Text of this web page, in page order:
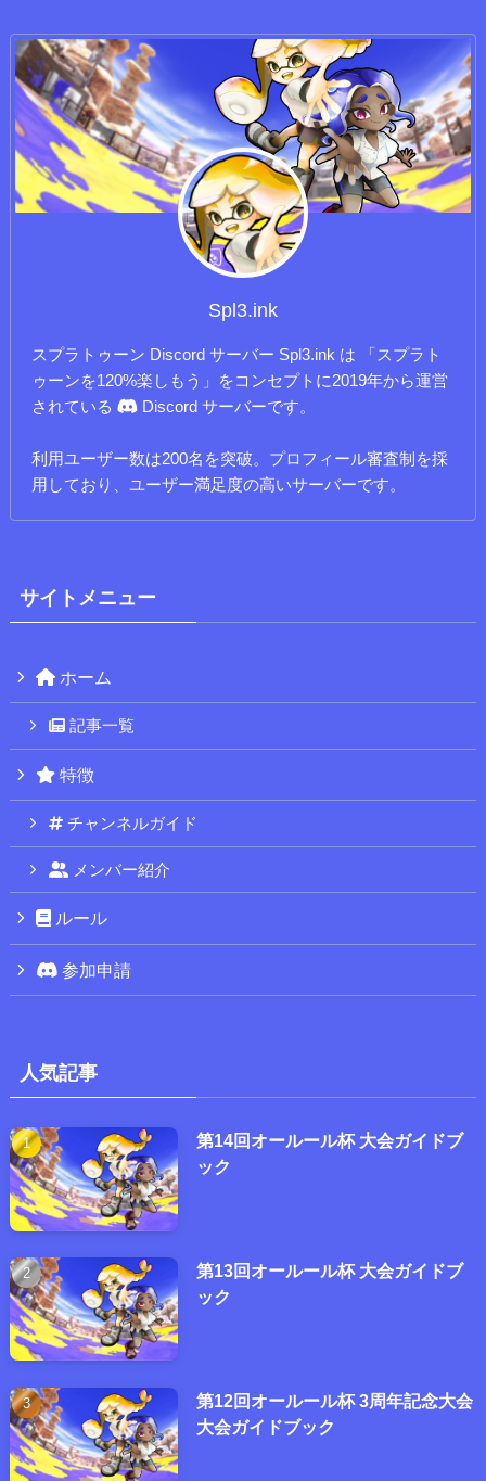
Spl3.ink
スプラトゥーン Discord サーバー Spl3.ink は 「スプラト
ゥーンを120%楽しもう」をコンセプトに2019年から運営
されている
Discord サーバーです。
利用ユーザー数は200名を突破。プロフィール審査制を採
用しており、ユーザー満足度の高いサーバーです。
サイトメニュー
ホーム
記事一覧
特徴
チャンネルガイド
メンバー紹介
ルール
参加申請
人気記事
第14回オールール杯 大会ガイドブ
ック
第13回オールール杯 大会ガイドブ
ック
第12回オールール杯 3周年記念大会
大会ガイドブック